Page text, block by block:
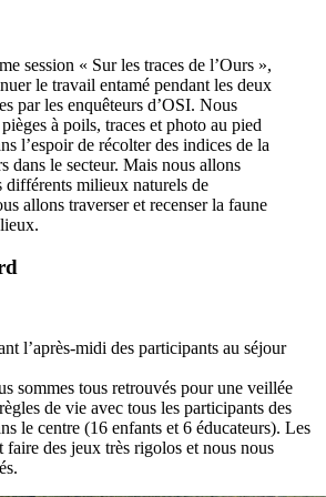
session « Sur les traces de l’Ours »,
le travail entamé pendant les deux
par les enquêteurs d’OSI. Nous
à poils, traces et photo au pied
l’espoir de récolter des indices de la
dans le secteur. Mais nous allons
différents milieux naturels de
allons traverser et recenser la faune
l’après-midi des participants au séjour
sommes tous retrouvés pour une veillée
de vie avec tous les participants des
le centre (16 enfants et 6 éducateurs). Les
faire des jeux très rigolos et nous nous